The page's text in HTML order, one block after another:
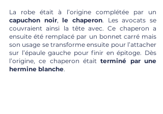
capuchon noir, le chaperon. Les avocats se
couvraient ainsi la tête avec. Ce chaperon a
ensuite été remplacé par un bonnet carré mais
son usage se transforme ensuite pour l’attacher
sur l’épaule gauche pour finir en épitoge. Dès
l’origine, ce chaperon était terminé par une
hermine blanche.